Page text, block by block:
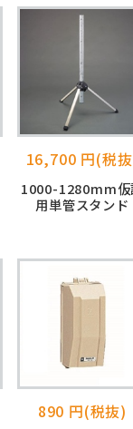
16,700 円(税
1000-1280mm仮
用単管スタンド
890 円(税抜)